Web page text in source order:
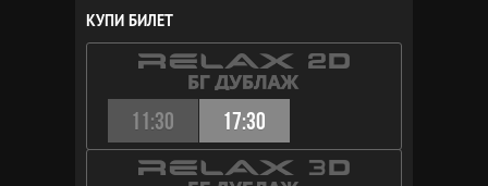
КУПИ БИЛЕТ
11:30 17:30